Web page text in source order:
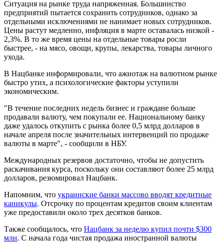
Ситуация на рынке труда напряженная. Большинство
предприятий пытается сохранить сотрудников, однако за
отдельными исключениями не нанимает новых сотрудников.
Цены растут медленно, инфляция в марте оставалась низкой -
2,3%. В то же время цены на отдельные товары росли
быстрее, - на мясо, овощи, крупы, лекарства, товары личного
ухода.
В Нацбанке информировали, что ажиотаж на валютном рынке
быстро утих, а психологические факторы уступили
экономическим.
"В течение последних недель бизнес и граждане больше
продавали валюту, чем покупали ее. Национальному банку
даже удалось откупить с рынка более 0,5 млрд долларов в
начале апреля после значительных интервенций по продаже
валюты в марте", - сообщили в НБУ.
Международных резервов достаточно, чтобы не допустить
раскачивания курса, поскольку они составляют более 25 млрд
долларов, резюмировал Нацбанк.
Напомним, что украинские банки массово вводят кредитные
каникулы. Отсрочку по процентам кредитов своим клиентам
уже предоставили около трех десятков банков.
Также сообщалось, что Нацбанк за неделю купил почти $300
млн. С начала года чистая продажа иностранной валюты